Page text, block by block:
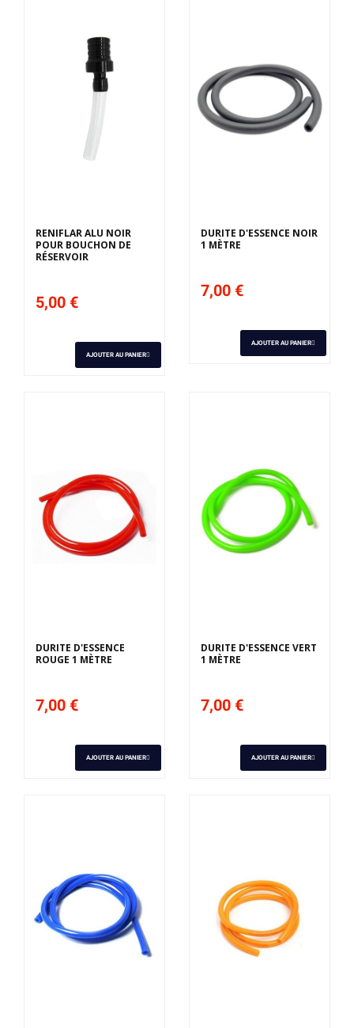
RENIFLAR ALU NOIR
POUR BOUCHON DE
RÉSERVOIR
5,00 €
AJOUTER AU PANIER
DURITE D'ESSENCE NOIR
1 MÈTRE
7,00 €
AJOUTER AU PANIER
DURITE D'ESSENCE
ROUGE 1 MÈTRE
7,00 €
AJOUTER AU PANIER
DURITE D'ESSENCE VERT
1 MÈTRE
7,00 €
AJOUTER AU PANIER